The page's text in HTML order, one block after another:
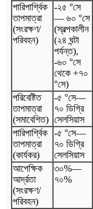
পারিপার্শ্বিক
তাপমাত্রা
(সংরক্ষণ/
পরিবহন)
-২৫ °সে
— ৬০ °সে
(স্বল্পকালীন
(২৪ ঘন্টা
পর্যন্ত),
-৬০ °সে
থেকে +৭০
°সে)
পরিবেষ্টিত
তাপমাত্রা
(সমাবেশিত)
-৫ °সে—
৭০ ডিগ্রি
সেলসিয়াস
পারিপার্শ্বিক
তাপমাত্রা
(কার্যকর)
-৫ °সে—
৭০ ডিগ্রি
সেলসিয়াস
আপেক্ষিক
আর্দ্রতা
(সংরক্ষণ/
পরিবহন)
৩০%—
৭০%